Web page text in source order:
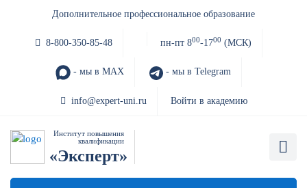
Дополнительное профессиональное образование
8-800-350-85-48 пн-пт 800-1700 (МСК)
- мы в MAX - мы в Telegram
info@expert-uni.ru Войти в академию
Институт повышения
квалификации
«Эксперт»